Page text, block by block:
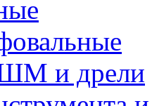
и дрели